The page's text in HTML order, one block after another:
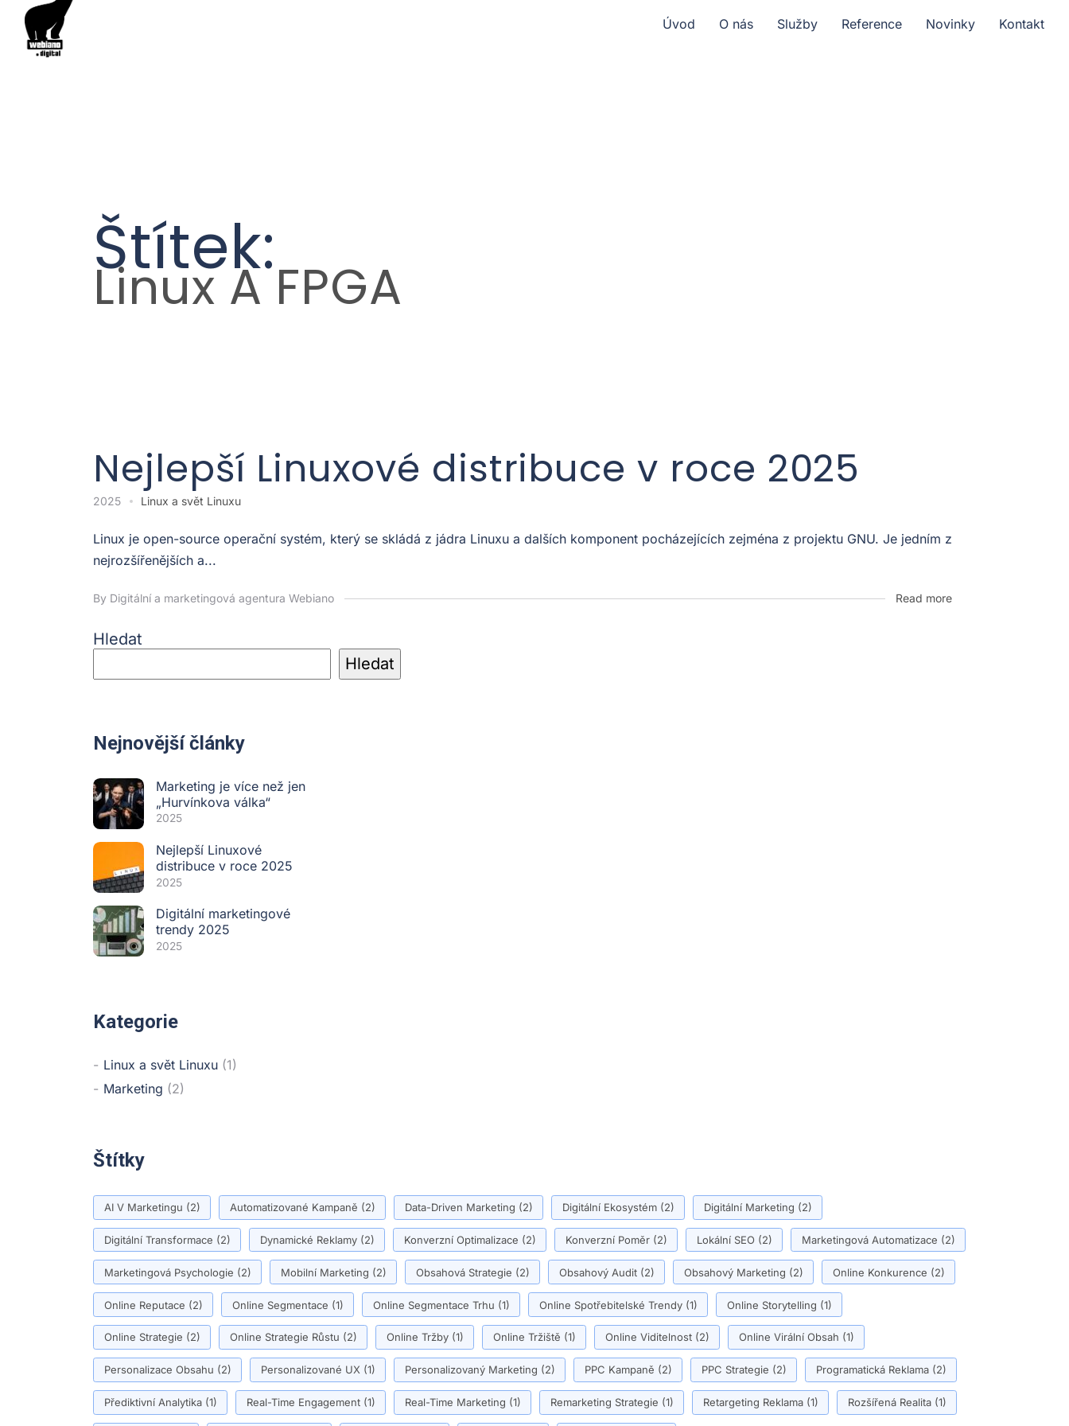
Úvod O nás Služby Reference Novinky Kontakt
Štítek:
Linux A FPGA
Nejlepší Linuxové distribuce v roce 2025
2025 Linux a svět Linuxu
Linux je open-source operační systém, který se skládá z jádra Linuxu a dalších komponent pocházejících zejména z projektu GNU. Je jedním z
nejrozšířenějších a...
By Digitální a marketingová agentura Webiano Read more
Hledat
Hledat
Nejnovější články
Marketing je více než jen
„Hurvínkova válka“
2025
Nejlepší Linuxové
distribuce v roce 2025
2025
Digitální marketingové
trendy 2025
2025
Kategorie
Linux a svět Linuxu (1)
Marketing (2)
Štítky
AI V Marketingu (2) Automatizované Kampaně (2) Data-Driven Marketing (2) Digitální Ekosystém(2) Digitální Marketing (2)
Digitální Transformace (2) Dynamické Reklamy(2) Konverzní Optimalizace (2) Konverzní Poměr(2) Lokální SEO(2) Marketingová Automatizace (2)
Marketingová Psychologie (2) Mobilní Marketing (2) Obsahová Strategie (2) Obsahový Audit(2) Obsahový Marketing (2) Online Konkurence (2)
Online Reputace (2) Online Segmentace (1) Online Segmentace Trhu (1) Online Spotřebitelské Trendy(1) Online Storytelling (1)
Online Strategie (2) Online Strategie Růstu (2) Online Tržby(1) Online Tržiště (1) Online Viditelnost(2) Online Virální Obsah (1)
Personalizace Obsahu (2) Personalizované UX(1) Personalizovaný Marketing (2) PPC Kampaně (2) PPC Strategie (2) Programatická Reklama(2)
Přediktivní Analytika(1) Real-Time Engagement(1) Real-Time Marketing (1) Remarketing Strategie (1) Retargeting Reklama(1) Rozšířená Realita(1)